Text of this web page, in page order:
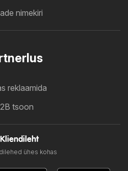
nimekiri
reklaamida
tsoon
Kliendileht
ühes kohas